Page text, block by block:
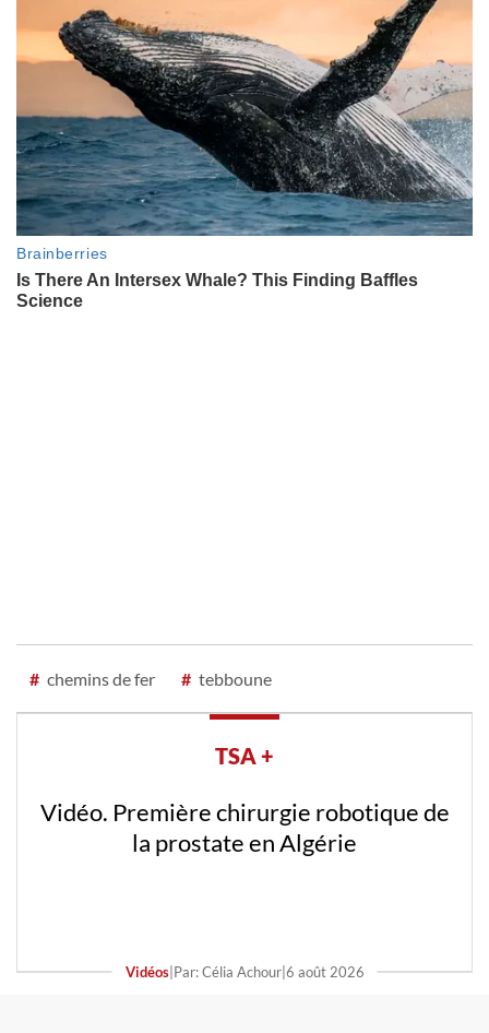
# chemins de fer # tebboune
TSA +
Vidéo. Première chirurgie robotique de
la prostate en Algérie
Vidéos| Par: Célia Achour| 6 août 2026